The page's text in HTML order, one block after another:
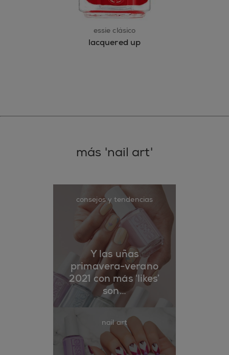
essie clásico
lacquered up
más 'nail art'
consejos y tendencias
Y las uñas
primavera-verano
2021 con más ‘likes’
son…
nail art